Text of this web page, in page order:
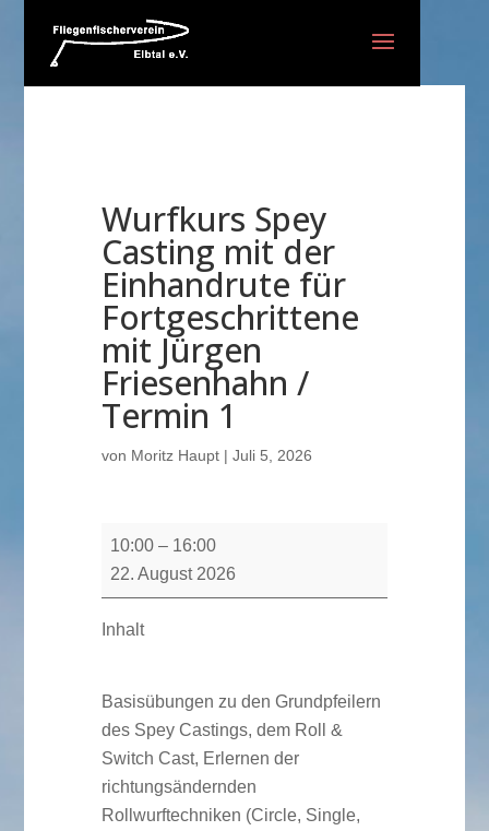
Wurfkurs Spey
Casting mit der
Einhandrute für
Fortgeschrittene
mit Jürgen
Friesenhahn /
Termin 1
von Moritz Haupt| Juli 5, 2026
Wurfkurs
Spey
mit
für
Fortgeschrittene
mit
Jürgen
Friesenhahn
10:00 – 16:00
22. August 2026
Inhalt
Basisübungen zu den Grundpfeilern
des Spey Castings, dem Roll &
Switch Cast, Erlernen der
richtungsändernden
Rollwurftechniken (Circle, Single,